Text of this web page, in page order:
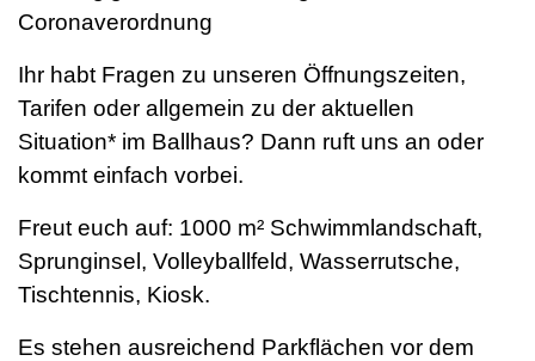
Coronaverordnung
Ihr habt Fragen zu unseren Öffnungszeiten,
Tarifen oder allgemein zu der aktuellen
Situation* im Ballhaus? Dann ruft uns an oder
kommt einfach vorbei.
Freut euch auf: 1000 m² Schwimmlandschaft,
Sprunginsel, Volleyballfeld, Wasserrutsche,
Tischtennis, Kiosk.
Es stehen ausreichend Parkflächen vor dem